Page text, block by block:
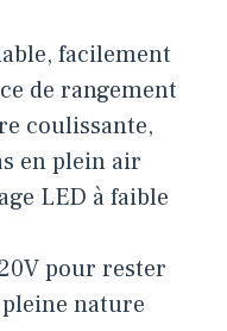
facilement
de rangement
coulissante,
en plein air
LED à faible
pour rester
nature